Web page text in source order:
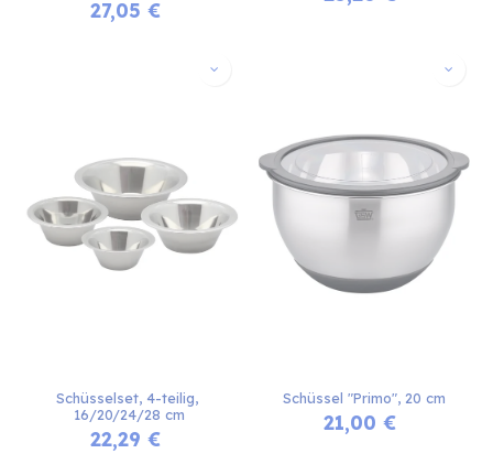
27,05 €
Schüsselset, 4-teilig,
16/20/24/28 cm
22,29 €
Schüssel "Primo", 20 cm
21,00 €